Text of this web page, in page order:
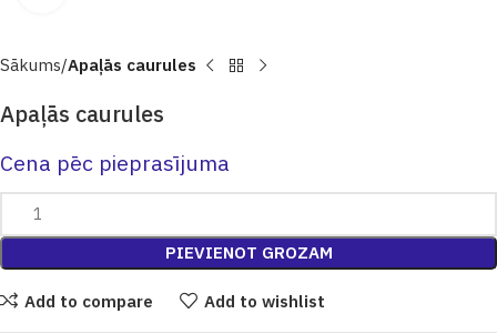
Sākums Apaļās caurules
Apaļās caurules
Cena pēc pieprasījuma
PIEVIENOT GROZAM
Add to compare Add to wishlist